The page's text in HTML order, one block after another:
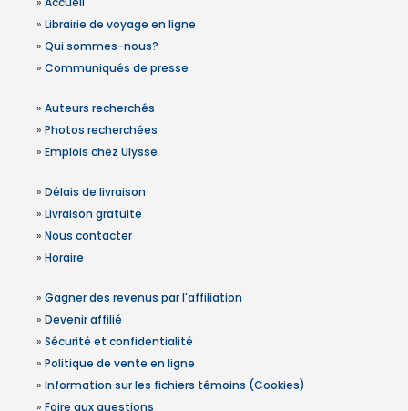
» Librairie de voyage en ligne
» Qui sommes-nous?
» Communiqués de presse
» Auteurs recherchés
» Photos recherchées
» Emplois chez Ulysse
» Délais de livraison
» Livraison gratuite
» Nous contacter
» Horaire
» Gagner des revenus par l'affiliation
» Devenir affilié
» Sécurité et confidentialité
» Politique de vente en ligne
» Information sur les fichiers témoins (Cookies)
» Foire aux questions